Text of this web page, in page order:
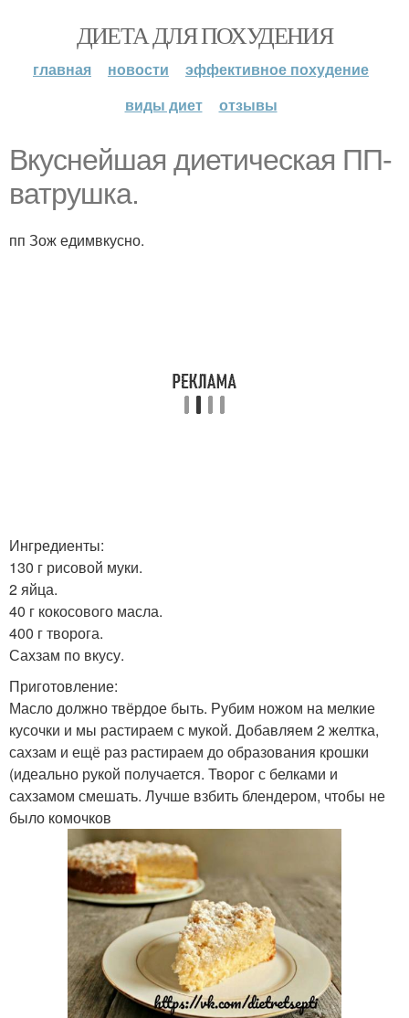
ДИЕТА ДЛЯ ПОХУДЕНИЯ
главная новости
эффективное похудение
виды диет
отзывы
Вкуснейшая диетическая ПП-
ватрушка.
пп Зож едимвкусно.
Ингредиенты:
130 г рисовой муки.
2 яйца.
40 г кокосового масла.
400 г творога.
Сахзам по вкусу.
Приготовление:
Масло должно твёрдое быть. Рубим ножом на мелкие
кусочки и мы растираем с мукой. Добавляем 2 желтка,
сахзам и ещё раз растираем до образования крошки
(идеально рукой получается. Творог с белками и
сахзамом смешать. Лучше взбить блендером, чтобы не
было комочков